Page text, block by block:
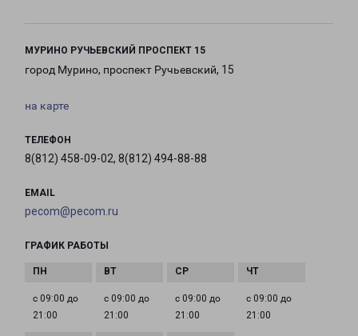
МУРИНО РУЧЬЕВСКИЙ ПРОСПЕКТ 15
город Мурино, проспект Ручьевский, 15
на карте
ТЕЛЕФОН
8(812) 458-09-02, 8(812) 494-88-88
EMAIL
pecom@pecom.ru
ГРАФИК РАБОТЫ
с 09:00 до
21:00
с 09:00 до
21:00
с 09:00 до
21:00
с 09:00 до
21:00